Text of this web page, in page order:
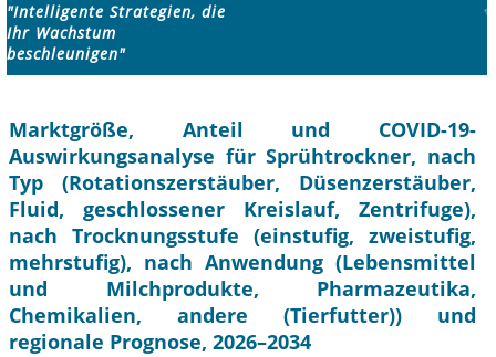
"Intelligente Strategien, die
Ihr Wachstum
beschleunigen"
Marktgröße, Anteil und COVID-19-
Auswirkungsanalyse für Sprühtrockner, nach
Typ (Rotationszerstäuber, Düsenzerstäuber,
Fluid, geschlossener Kreislauf, Zentrifuge),
nach Trocknungsstufe (einstufig, zweistufig,
mehrstufig), nach Anwendung (Lebensmittel
und Milchprodukte, Pharmazeutika,
Chemikalien, andere (Tierfutter)) und
regionale Prognose, 2026–2034